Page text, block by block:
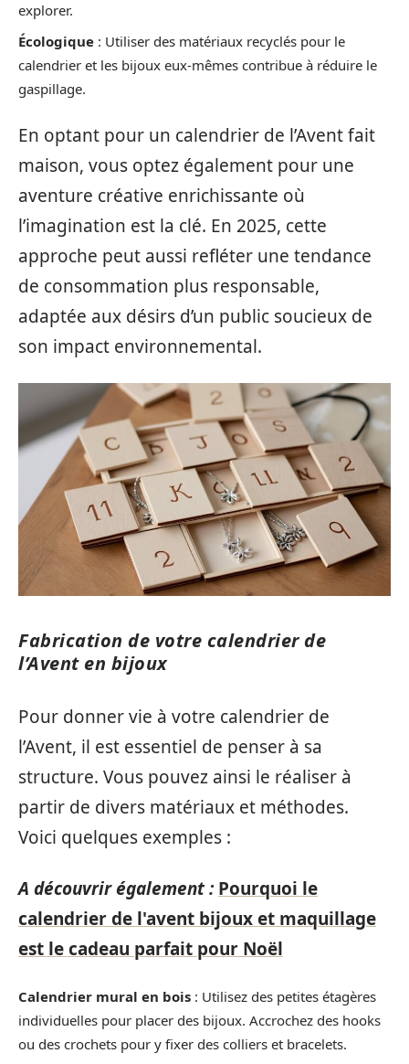
explorer.
Écologique : Utiliser des matériaux recyclés pour le
calendrier et les bijoux eux-mêmes contribue à réduire le
gaspillage.
En optant pour un calendrier de l’Avent fait
maison, vous optez également pour une
aventure créative enrichissante où
l’imagination est la clé. En 2025, cette
approche peut aussi refléter une tendance
de consommation plus responsable,
adaptée aux désirs d’un public soucieux de
son impact environnemental.
Fabrication de votre calendrier de
l’Avent en bijoux
Pour donner vie à votre calendrier de
l’Avent, il est essentiel de penser à sa
structure. Vous pouvez ainsi le réaliser à
partir de divers matériaux et méthodes.
Voici quelques exemples :
A découvrir également : Pourquoi le
calendrier de l'avent bijoux et maquillage
est le cadeau parfait pour Noël
Calendrier mural en bois : Utilisez des petites étagères
individuelles pour placer des bijoux. Accrochez des hooks
ou des crochets pour y fixer des colliers et bracelets.